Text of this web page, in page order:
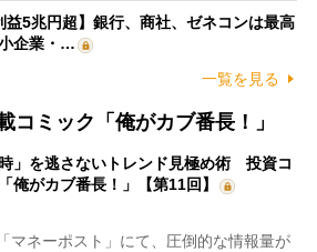
益5兆円超】銀行、商社、ゼネコンは最高
企業・…
一覧を見る
コミック「俺がカブ番長！」
時」を逃さないトレンド見極め術 投資コ
俺がカブ番長！」【第11回】
マネーポスト」にて、圧倒的な情報量が